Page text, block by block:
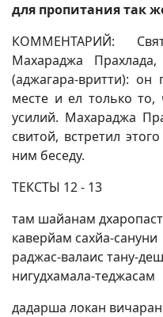
для пропитания так
КОММЕНТАРИЙ:
Махараджа
(аджагара-вритти):
месте и ел только то,
усилий. Махараджа
свитой, встретил
ним беседу.
ТЕКСТЫ 12 - 13
там шайанам
каверйам сахйа-сануни
раджас-валаис тану-
нигудхамала-теджасам
дадарша локан вичаран